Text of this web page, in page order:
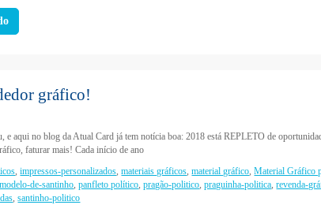
gráfico!
e aqui no blog da Atual Card já tem notícia boa: 2018 está REPLETO de
faturar mais! Cada início de ano
,impressos-personalizados,materiais gráficos,material gráfico,Material Gráfico
modelo-de-santinho,panfleto político,pragão-politico,praguinha-politica,revenda-
,santinho-politico